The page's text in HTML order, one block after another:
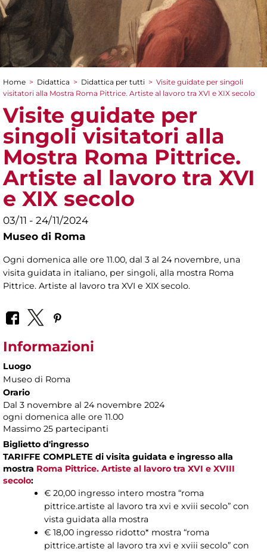
Tu sei qui
Home > Didattica > Didattica per tutti > Visite guidate per singoli
visitatori alla Mostra Roma Pittrice. Artiste al lavoro tra XVI e XIX secolo
Visite guidate per
singoli visitatori alla
Mostra Roma Pittrice.
Artiste al lavoro tra XVI
e XIX secolo
03/11 - 24/11/2024
Museo di Roma
Ogni domenica alle ore 11.00, dal 3 al 24 novembre, una
visita guidata in italiano, per singoli, alla mostra Roma
Pittrice. Artiste al lavoro tra XVI e XIX secolo.
Informazioni
Luogo
Museo di Roma
Orario
Dal 3 novembre al 24 novembre 2024
ogni domenica alle ore 11.00
Massimo 25 partecipanti
Biglietto d'ingresso
TARIFFE COMPLETE di visita guidata e ingresso alla
mostra Roma Pittrice. Artiste al lavoro tra XVI e XVIII
secolo:
€ 20,00 ingresso intero mostra “roma
pittrice.artiste al lavoro tra xvi e xviii secolo” con
vista guidata alla mostra
€ 18,00 ingresso ridotto* mostra “roma
pittrice.artiste al lavoro tra xvi e xviii secolo” con